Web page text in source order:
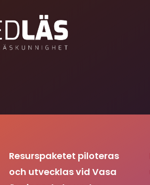
Resurspaketet piloteras
och utvecklas vid Vasa